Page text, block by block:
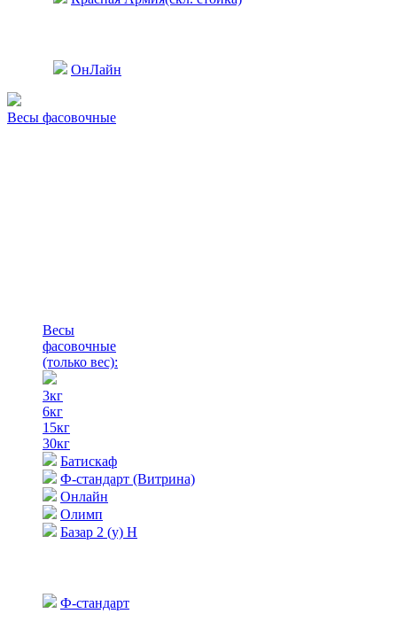
ОнЛайн
Весы фасовочные
Весы
фасовочные
(только вес):
3кг
6кг
15кг
30кг
Батискаф
Ф-стандарт (Витрина)
Онлайн
Олимп
Базар 2 (у) Н
Ф-стандарт